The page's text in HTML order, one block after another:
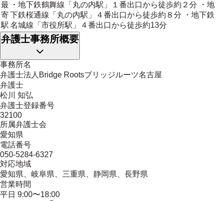
最
寄
駅
・地下鉄鶴舞線「丸の内駅」１番出口から徒歩約２分 ・地
下鉄桜通線「丸の内駅」４番出口から徒歩約８分 ・地下鉄
名城線「市役所駅」４番出口から徒歩約13分
弁護士事務所概要
事務所名
弁護士法人Bridge Rootsブリッジルーツ名古屋
弁護士
松川 知弘
弁護士登録番号
32100
所属弁護士会
愛知県
電話番号
050-5284-6327
対応地域
愛知県、岐阜県、三重県、静岡県、長野県
営業時間
平日 9:00〜18:00